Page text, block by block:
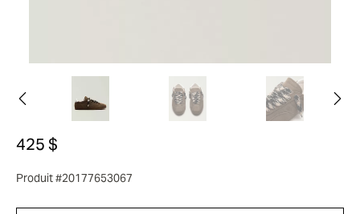
425 $
Produit #20177653067